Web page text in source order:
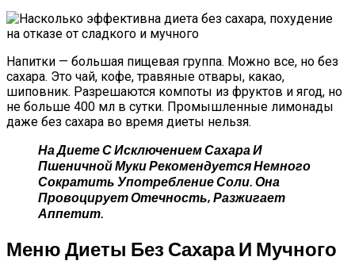
Напитки — большая пищевая группа. Можно все, но без
сахара. Это чай, кофе, травяные отвары, какао,
шиповник. Разрешаются компоты из фруктов и ягод, но
не больше 400 мл в сутки. Промышленные лимонады
даже без сахара во время диеты нельзя.
На Диете С Исключением Сахара И
Пшеничной Муки Рекомендуется Немного
Сократить Употребление Соли. Она
Провоцирует Отечность, Разжигает
Аппетит.
Меню Диеты Без Сахара И Мучного